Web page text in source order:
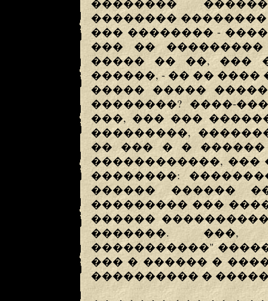
��������
��� �������� -
��� ��
����� �� ��, ���
������, - �� ��
����� �����
��������? ����-
���, ��� ���
���������,
�� ��� � �
������������,
��������:
������ ������
��������� ���
������
�������. ���,
�����������"
��� � ������ �
���������� �